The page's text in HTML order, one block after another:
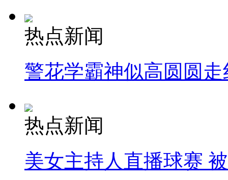
热点新闻
警花学霸神似高圆圆走
热点新闻
美女主持人直播球赛